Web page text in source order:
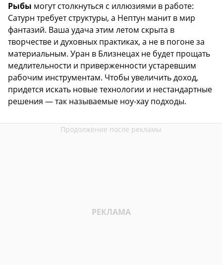
Рыбы могут столкнуться с иллюзиями в работе:
Сатурн требует структуры, а Нептун манит в мир
фантазий. Ваша удача этим летом скрыта в
творчестве и духовных практиках, а не в погоне за
материальным. Уран в Близнецах не будет прощать
медлительности и приверженности устаревшим
рабочим инструментам. Чтобы увеличить доход,
придется искать новые технологии и нестандартные
решения — так называемые ноу-хау подходы.